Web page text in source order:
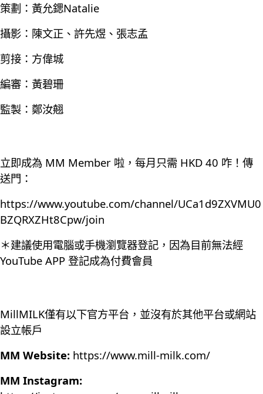
策劃：黃允鍶Natalie
攝影：陳文正、許先煜、張志孟
剪接：方偉城
編審：黃碧珊
監製：鄭汝翹
立即成為 MM Member 啦，每月只需 HKD 40 咋！傳
送門：
https://www.youtube.com/channel/UCa1d9ZXVMU0
BZQRXZHt8Cpw/join
＊建議使用電腦或手機瀏覽器登記，因為目前無法經
YouTube APP 登記成為付費會員
MillMILK僅有以下官方平台，並沒有於其他平台或網站
設立帳戶
MM Website: https://www.mill-milk.com/
MM Instagram: